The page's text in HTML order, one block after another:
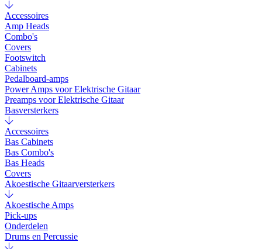
Accessoires
Amp Heads
Combo's
Covers
Footswitch
Cabinets
Pedalboard-amps
Power Amps voor Elektrische Gitaar
Preamps voor Elektrische Gitaar
Basversterkers
Accessoires
Bas Cabinets
Bas Combo's
Bas Heads
Covers
Akoestische Gitaarversterkers
Akoestische Amps
Pick-ups
Onderdelen
Drums en Percussie